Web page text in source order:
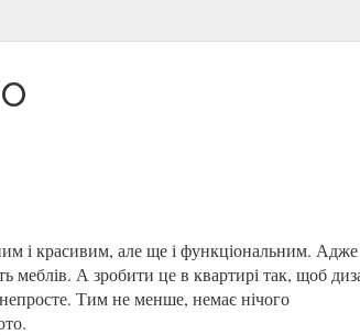
і красивим, але ще і функціональним.
меблів. А зробити це в квартирі так, щоб
Тим не менше, немає нічого